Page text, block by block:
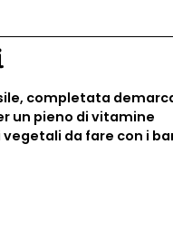
la rinascita personale
nel mondo naturale.
completata
un pieno di vitamine
vegetali da fare con i